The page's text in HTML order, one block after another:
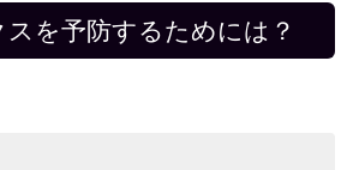
を予防するためには？